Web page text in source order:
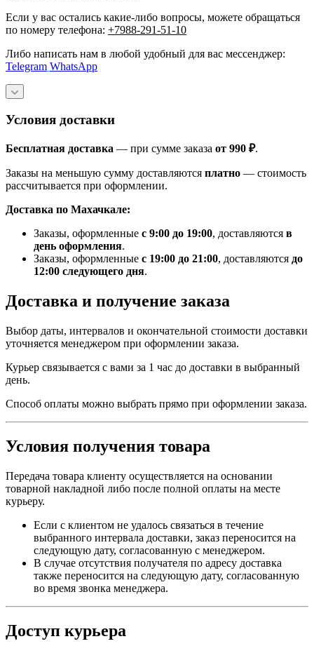
Если у вас остались какие-либо вопросы, можете обращаться
по номеру телефона: +7988-291-51-10
Либо написать нам в любой удобный для вас мессенджер:
Telegram WhatsApp
Условия доставки
Бесплатная доставка — при сумме заказа от 990 ₽.
Заказы на меньшую сумму доставляются платно — стоимость
рассчитывается при оформлении.
Доставка по Махачкале:
Заказы, оформленные с 9:00 до 19:00, доставляются в
день оформления.
Заказы, оформленные с 19:00 до 21:00, доставляются до
12:00 следующего дня.
Доставка и получение заказа
Выбор даты, интервалов и окончательной стоимости доставки
уточняется менеджером при оформлении заказа.
Курьер связывается с вами за 1 час до доставки в выбранный
день.
Способ оплаты можно выбрать прямо при оформлении заказа.
Условия получения товара
Передача товара клиенту осуществляется на основании
товарной накладной либо после полной оплаты на месте
курьеру.
Если с клиентом не удалось связаться в течение
выбранного интервала доставки, заказ переносится на
следующую дату, согласованную с менеджером.
В случае отсутствия получателя по адресу доставка
также переносится на следующую дату, согласованную
во время звонка менеджера.
Доступ курьера